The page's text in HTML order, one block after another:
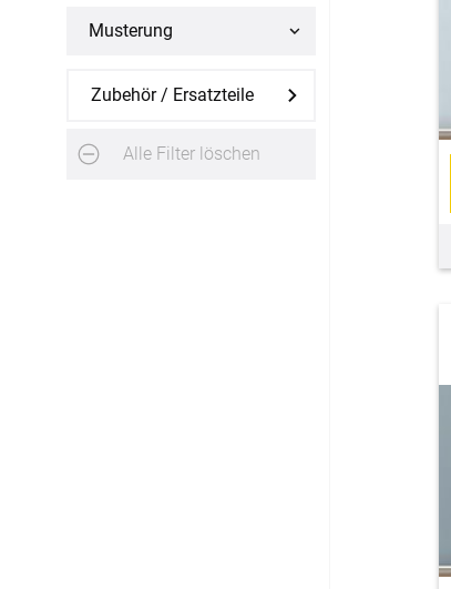
Maßanfertigung
Musterung
Zubehör / Ersatzteile
Alle Filter löschen